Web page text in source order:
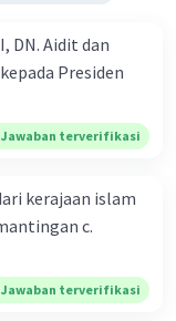
dan
prinsip
perdagangan
WTO
termasuk
WTO telah
yang
DN. Aidit dan
Presiden
Jawaban terverifikasi
kerajaan islam
Jawaban terverifikasi